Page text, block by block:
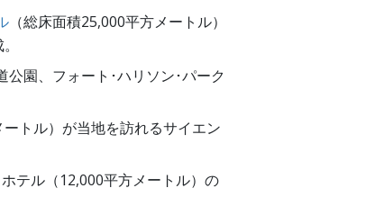
（総床面積25,000平方メートル）
園、フォート･ハリソン･パーク
トル）が当地を訪れるサイエン
テル（12,000平方メートル）の